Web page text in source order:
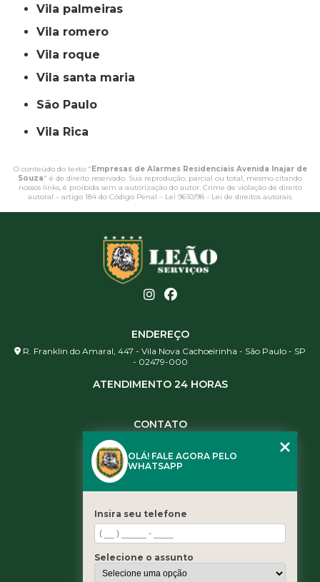
vila palmeiras
vila romero
vila roque
vila santa maria
São Paulo
Vila Rica
O conteúdo do texto "Empresas de Alarmes Residenciais Avenida Inajar de
Souza" é de direito reservado. Sua reprodução, parcial ou total, mesmo citando
nossos links, é proibida sem a autorização do autor. Crime de violação de direito
autoral – artigo 184 do Código Penal – Lei 9610/98 - Lei de direitos autorais.
ENDEREÇO
R. Franklin do Amaral, 447 - Vila Nova Cachoeirinha - São Paulo - SP
- 02479-000
ATENDIMENTO 24 HORAS
CONTATO
(11) 3461-5871
contato@leaoservicos.com.br
Home
Quem somos
OLÁ! FALE AGORA PELO
WHATSAPP
Insira seu telefone
Selecione o assunto